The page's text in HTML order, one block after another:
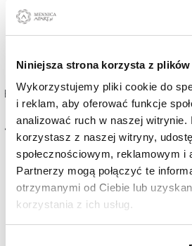
Niniejsza strona korzysta z
Wykorzystujemy pliki cookie do
i reklam, aby oferować funkcje
analizować ruch w naszej witrynie.
korzystasz z naszej witryny,
społecznościowym, reklamowym i
Partnerzy mogą połączyć te
otrzymanymi od Ciebie lub
korzystania z ich usług.
Britannia 1/4 oz (24h)
4 401PLN